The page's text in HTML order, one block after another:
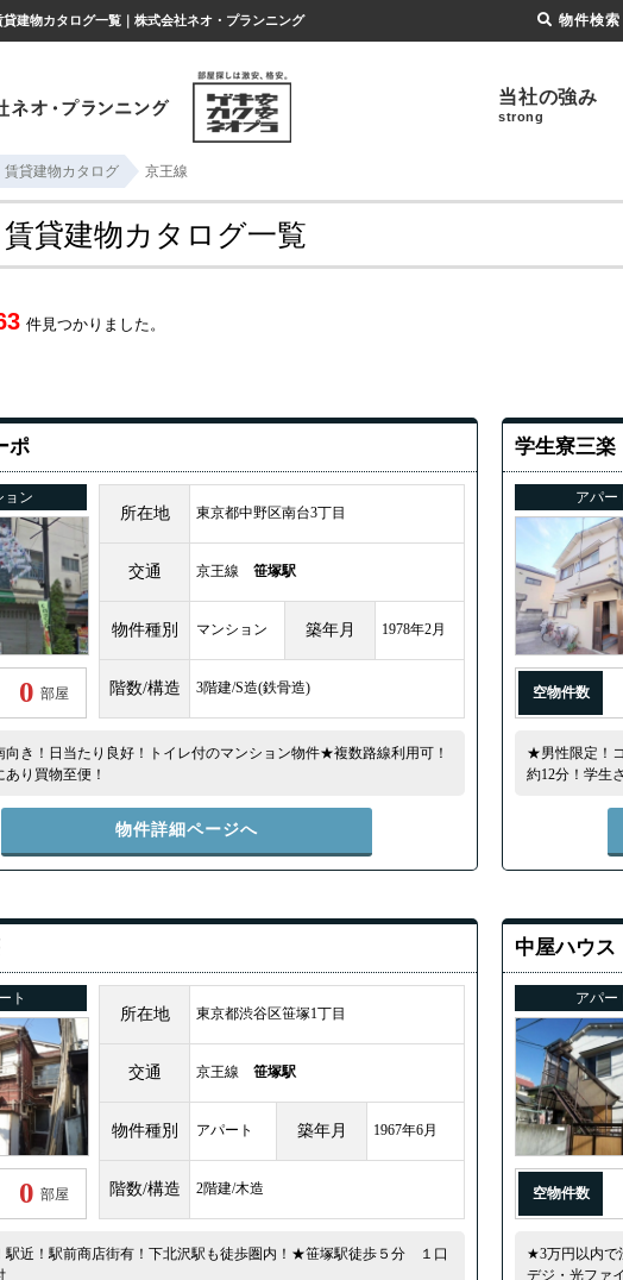
建物カタログ一覧｜株式会社ネオ・プランニング
当社の強み
strong
賃貸建物カタログ 京王線
貸建物カタログ一覧
件見つかりました。
ポ
ョン
0 部屋
所在地 東京都中野区南台3丁目
交通 京王線 笹塚駅
物件種別 マンション 築年月 1978年2月
階数/構造 3階建/S造(鉄骨造)
き！日当たり良好！トイレ付のマンション物件★複数路線利用可！
り買物至便！
物件詳細ページへ
学生寮三楽
アパー
空物件数
★男性限定！
約12分！学生
ト
0 部屋
所在地 東京都渋谷区笹塚1丁目
交通 京王線 笹塚駅
物件種別 アパート 築年月 1967年6月
階数/構造 2階建/木造
近！駅前商店街有！下北沢駅も徒歩圏内！★笹塚駅徒歩５分 １口
中屋ハウス
アパー
空物件数
★3万円以内
デジ・光ファ
物件検索